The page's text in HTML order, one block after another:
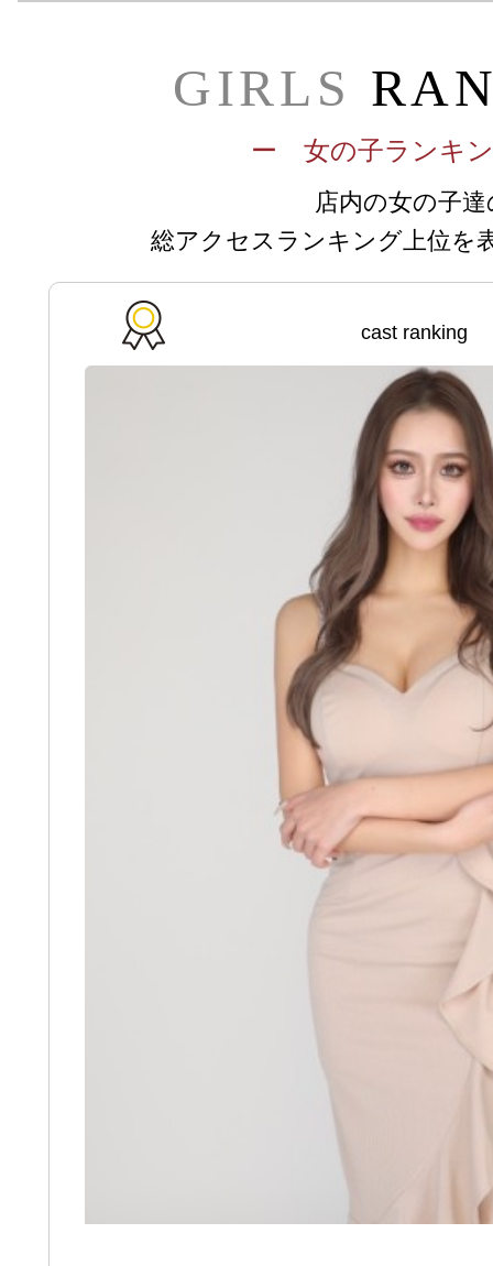
GIRLS
ー 女の子ランキ
店内の女の子達
総アクセスランキング上位を
cast ranking